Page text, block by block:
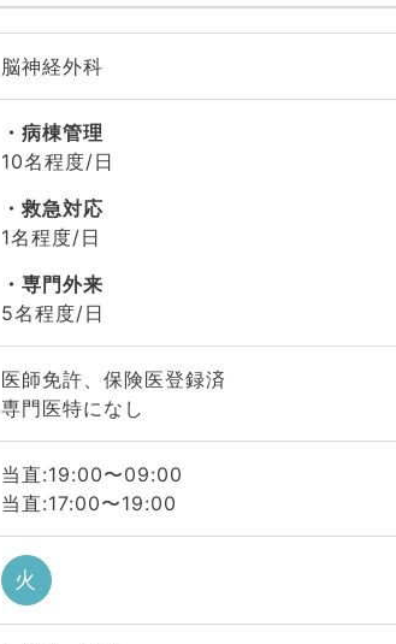
脳神経外科
病棟管理
10名程度/日
救急対応
1名程度/日
専門外来
5名程度/日
医師免許、保険医登録済
専門医特になし
当直:19:00〜09:00
当直:17:00〜19:00
火